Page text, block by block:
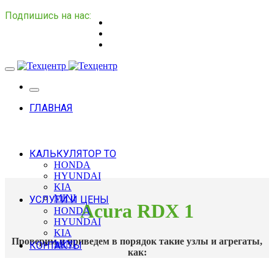
Подпишись на нас:
ГЛАВНАЯ
КАЛЬКУЛЯТОР ТО
HONDA
HYUNDAI
KIA
MINI
УСЛУГИ И ЦЕНЫ
HONDA
HYUNDAI
KIA
MINI
КОНТАКТЫ
Acura RDX 1
Проверим и приведем в порядок такие узлы и агрегаты,
как: